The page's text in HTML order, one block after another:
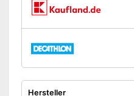
Hersteller